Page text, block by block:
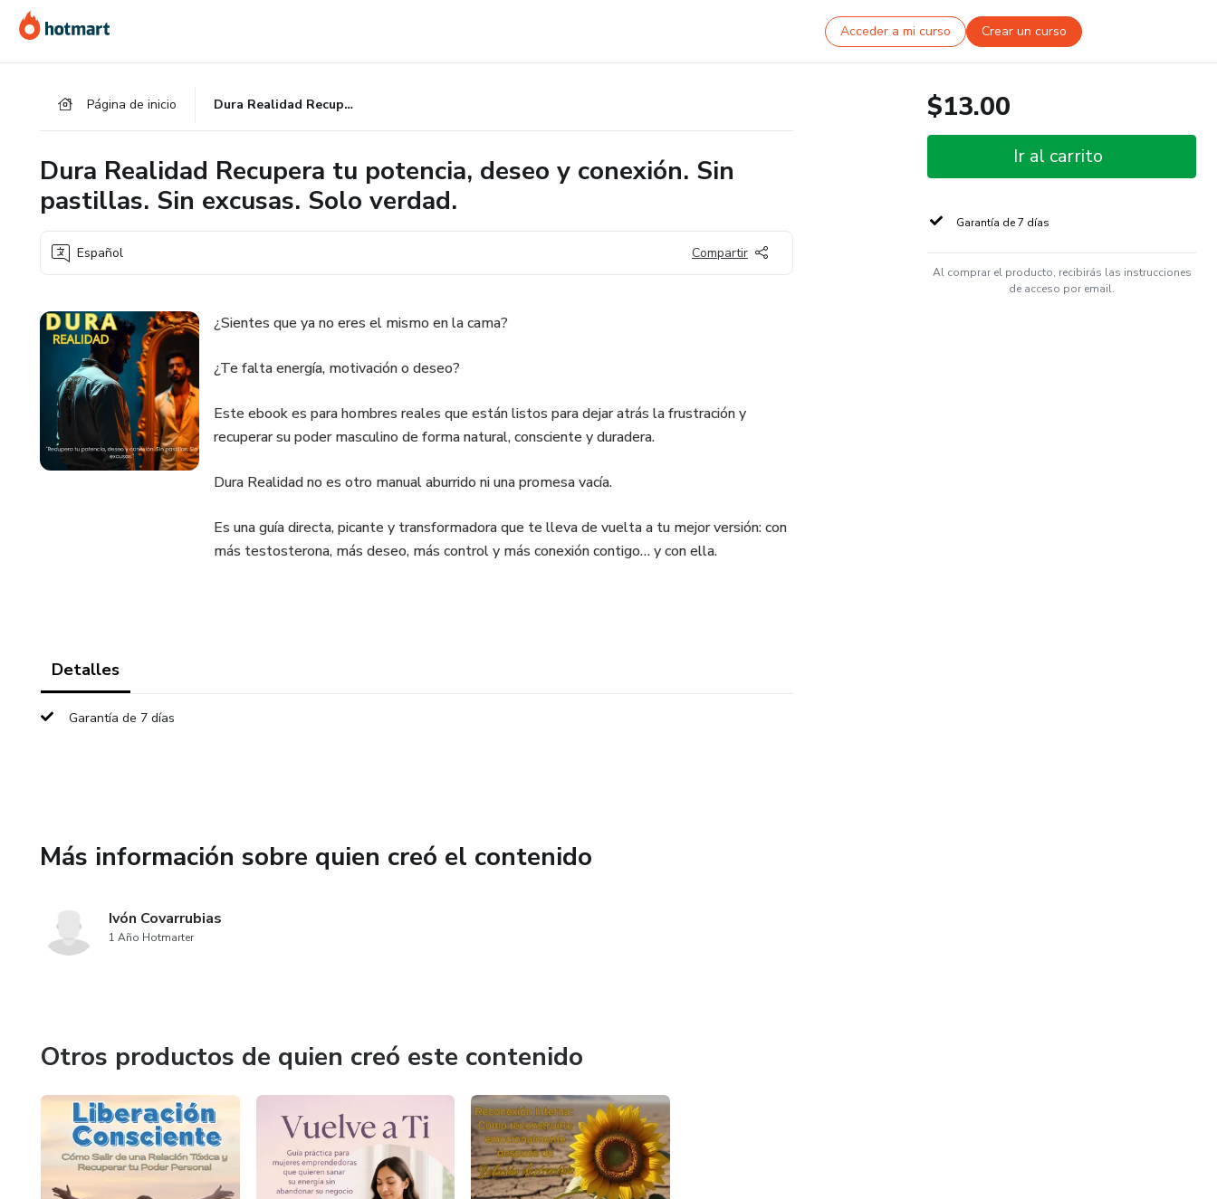
contenido
la
pie
Acceder a mi curso Crear un curso
Página de inicio Dura Realidad Recupera tu potencia, deseo y conexión. Sin pastillas. Sin excusas. Solo verdad.
Dura Realidad Recupera tu potencia, deseo y conexión. Sin
pastillas. Sin excusas. Solo verdad.
Español Compartir
¿Sientes que ya no eres el mismo en la cama?
¿Te falta energía, motivación o deseo?
Este ebook es para hombres reales que están listos para dejar atrás la frustración y
recuperar su poder masculino de forma natural, consciente y duradera.
Dura Realidad no es otro manual aburrido ni una promesa vacía.
Es una guía directa, picante y transformadora que te lleva de vuelta a tu mejor versión: con
más testosterona, más deseo, más control y más conexión contigo… y con ella.
Detalles
Garantía de 7 días
Más información sobre quien creó el contenido
Ivón Covarrubias
1 Año Hotmarter
Otros productos de quien creó este contenido
$13.00
Ir al carrito
Garantía de 7 días
Al comprar el producto, recibirás las instrucciones
de acceso por email.